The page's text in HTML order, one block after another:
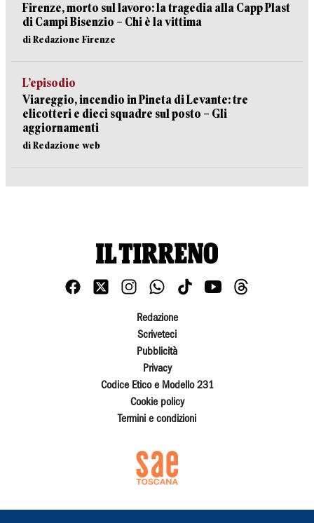
Firenze, morto sul lavoro: la tragedia alla Capp Plast
di Campi Bisenzio – Chi è la vittima
di Redazione Firenze
L’episodio
Viareggio, incendio in Pineta di Levante: tre
elicotteri e dieci squadre sul posto – Gli
aggiornamenti
di Redazione web
Redazione
Scriveteci
Pubblicità
Privacy
Codice Etico e Modello 231
Cookie policy
Termini e condizioni